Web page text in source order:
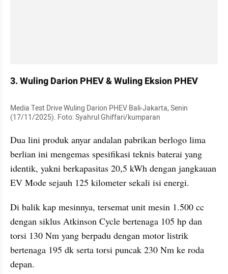
3. Wuling Darion PHEV & Wuling Eksion PHEV
Media Test Drive Wuling Darion PHEV Bali-Jakarta, Senin
(17/11/2025). Foto: Syahrul Ghiffari/kumparan
Dua lini produk anyar andalan pabrikan berlogo lima
berlian ini mengemas spesifikasi teknis baterai yang
identik, yakni berkapasitas 20,5 kWh dengan jangkauan
EV Mode sejauh 125 kilometer sekali isi energi.
Di balik kap mesinnya, tersemat unit mesin 1.500 cc
dengan siklus Atkinson Cycle bertenaga 105 hp dan
torsi 130 Nm yang berpadu dengan motor listrik
bertenaga 195 dk serta torsi puncak 230 Nm ke roda
depan.